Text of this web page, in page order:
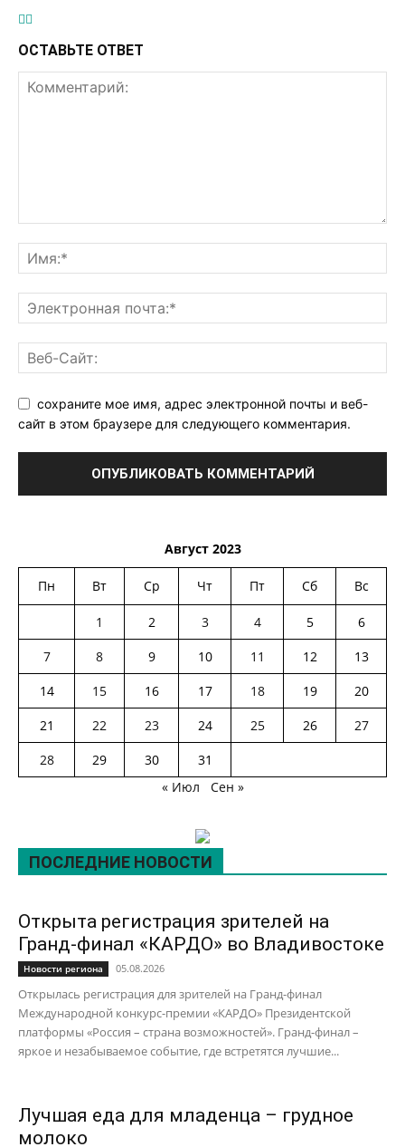
ОСТАВЬТЕ ОТВЕТ
сохраните мое имя, адрес электронной почты и веб-
сайт в этом браузере для следующего комментария.
Август 2023
Пн Вт Ср Чт Пт Сб Вс
1 2 3 4 5
6
7
8 9 10 11 12
13
14
15 16 17 18 19
20
21
22 23 24 25 26
27
28
29 30
31
« Июл
Сен »
ПОСЛЕДНИЕ НОВОСТИ
Открыта регистрация зрителей на
Гранд-финал «КАРДО» во Владивостоке
Новости региона 05.08.2026
Открылась регистрация для зрителей на Гранд-финал
Международной конкурс-премии «КАРДО» Президентской
платформы «Россия – страна возможностей». Гранд-финал –
яркое и незабываемое событие, где встретятся лучшие...
Лучшая еда для младенца – грудное
молоко